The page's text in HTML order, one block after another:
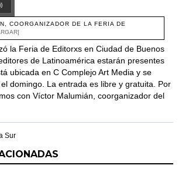
COORGANIZADOR DE LA FERIA DE
la Feria de Editorxs en Ciudad de Buenos
de Latinoamérica estarán presentes
ubicada en C Complejo Art Media y se
domingo. La entrada es libre y gratuita. Por
con Víctor Malumián, coorganizador del
Sur